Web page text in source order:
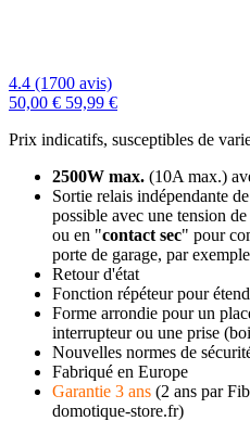
4.4 (1700 avis)
50,00 € 59,99 €
Prix indicatifs, susceptibles de
2500W max. (10A max.)
Sortie relais indépendante
possible avec une tension
ou en "contact sec" pour
porte de garage, par exemple
Retour d'état
Fonction répéteur pour
Forme arrondie pour un
interrupteur ou une prise
Nouvelles normes de
Fabriqué en Europe
Garantie 3 ans (2 ans par
domotique-store.fr)